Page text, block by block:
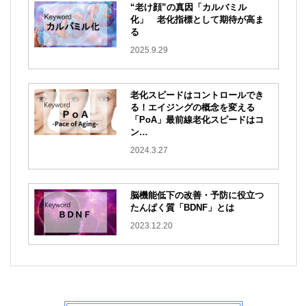
“老け顔”の真因「カルバミル
化」 老化指標として期待が高ま
る
2025.9.29
老化スピードはコントロールでき
る！ エイジングの概念を変える
「PoA」最前線老化スピードはコ
ン…
2024.3.27
脳機能低下の改善・予防に役立つ
たんぱく質「BDNF」とは
2023.12.20